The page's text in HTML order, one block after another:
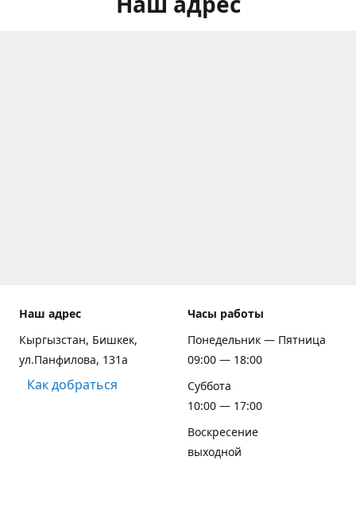
Наш адрес
Кыргызстан, Бишкек,
ул.Панфилова, 131а
Как добраться
Часы работы
Понедельник — Пятница
09:00 — 18:00
Суббота
10:00 — 17:00
Воскресение
выходной